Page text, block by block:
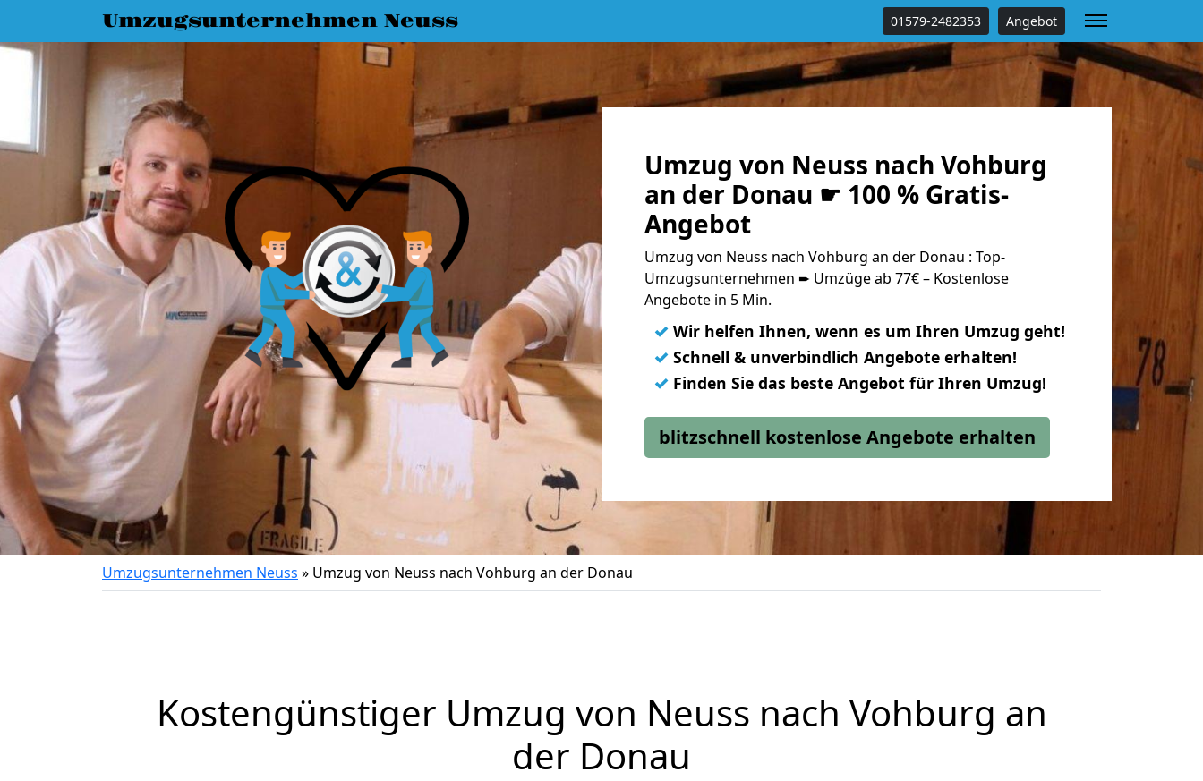
Umzugsunternehmen Neuss 01579-2482353 Angebot
Umzug von Neuss nach Vohburg
an der Donau ☛ 100 % Gratis-
Angebot
Umzug von Neuss nach Vohburg an der Donau : Top-
Umzugsunternehmen ➨ Umzüge ab 77€ – Kostenlose
Angebote in 5 Min.
✓ Wir helfen Ihnen, wenn es um Ihren Umzug geht!
✓ Schnell & unverbindlich Angebote erhalten!
✓ Finden Sie das beste Angebot für Ihren Umzug!
blitzschnell kostenlose Angebote erhalten
Umzugsunternehmen Neuss » Umzug von Neuss nach Vohburg an der Donau
Kostengünstiger Umzug von Neuss nach Vohburg an
der Donau